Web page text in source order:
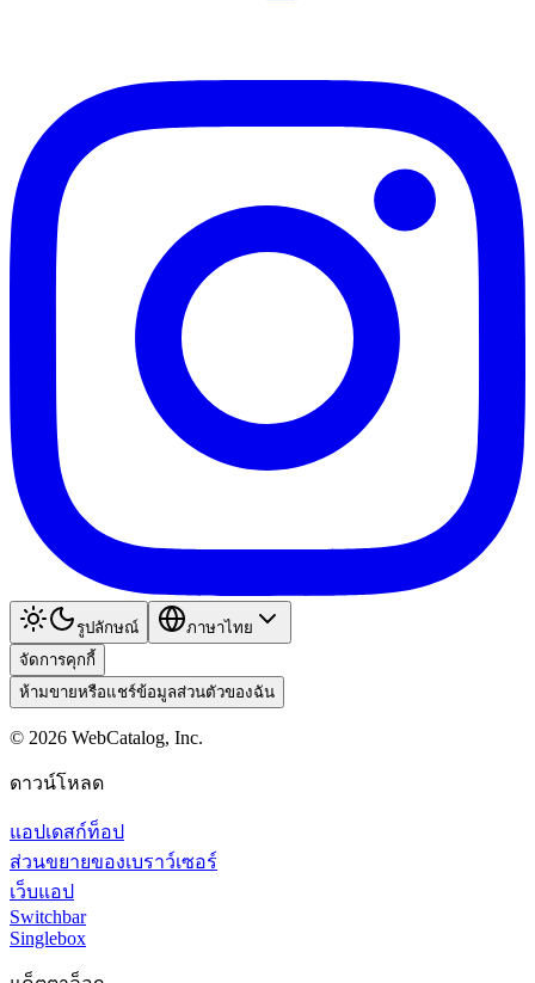
รูปลักษณ์
ภาษาไทย
จัดการคุกกี้
ห้ามขายหรือแชร์ข้อมูลส่วนตัวของฉัน
© 2026 WebCatalog, Inc.
ดาวน์โหลด
แอปเดสก์ท็อป
ส่วนขยายของเบราว์เซอร์
เว็บแอป
Switchbar
Singlebox